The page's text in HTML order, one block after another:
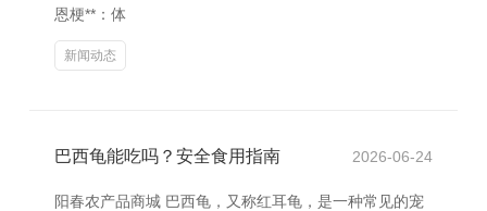
恩梗**：体
新闻动态
巴西龟能吃吗？安全食用指南 2026-06-24
阳春农产品商城 巴西龟，又称红耳龟，是一种常见的宠